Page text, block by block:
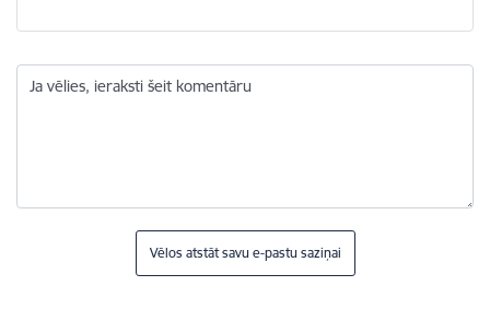
Ja vēlies, ieraksti šeit komentāru
Vēlos atstāt savu e-pastu saziņai